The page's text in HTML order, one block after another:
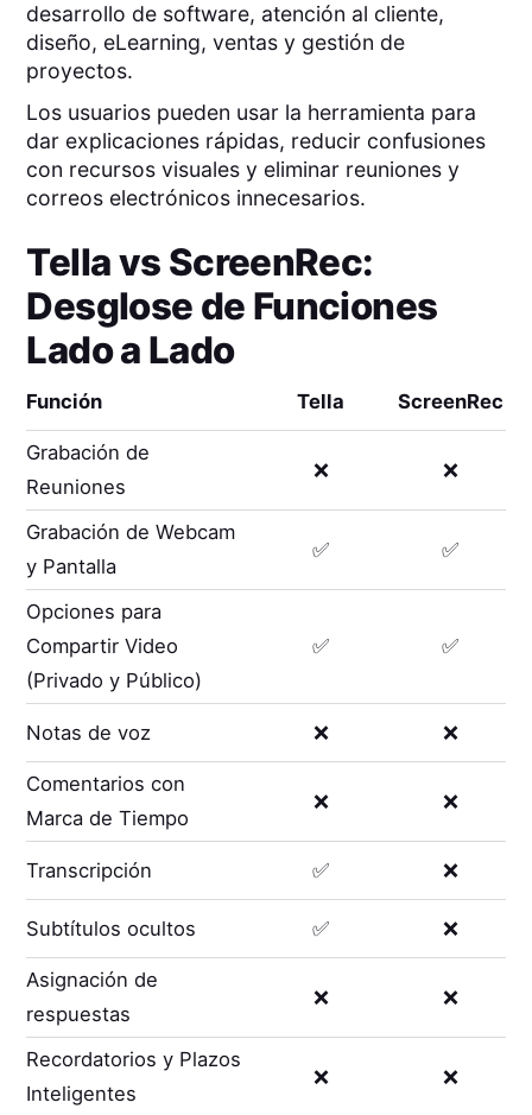
desarrollo de software, atención al cliente,
diseño, eLearning, ventas y gestión de
proyectos.
Los usuarios pueden usar la herramienta para
dar explicaciones rápidas, reducir confusiones
con recursos visuales y eliminar reuniones y
correos electrónicos innecesarios.
Tellavs ScreenRec:
Desglose de Funciones
Lado a Lado
Función Tella ScreenRec
Grabación de
Reuniones
❌ ❌
Grabación de Webcam
y Pantalla
✅ ✅
Opciones para
Compartir Video
(Privado y Público)
✅ ✅
Notas de voz ❌ ❌
Comentarios con
Marca de Tiempo
❌ ❌
Transcripción ✅ ❌
Subtítulos ocultos ✅ ❌
Asignación de
respuestas
❌ ❌
Recordatorios y Plazos
Inteligentes
❌ ❌